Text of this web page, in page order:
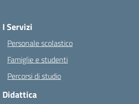
I Servizi
Personale scolastico
Famiglie e studenti
Percorsi di studio
Didattica